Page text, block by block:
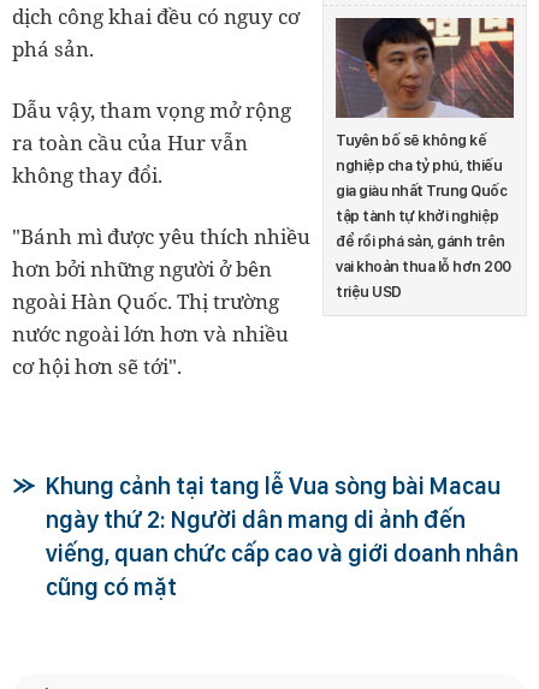
Tuyên bố sẽ không kế
nghiệp cha tỷ phú, thiếu
gia giàu nhất Trung Quốc
tập tành tự khởi nghiệp
để rồi phá sản, gánh trên
vai khoản thua lỗ hơn 200
triệu USD
dịch công khai đều có nguy cơ
phá sản.
Dẫu vậy, tham vọng mở rộng
ra toàn cầu của Hur vẫn
không thay đổi.
"Bánh mì được yêu thích nhiều
hơn bởi những người ở bên
ngoài Hàn Quốc. Thị trường
nước ngoài lớn hơn và nhiều
cơ hội hơn sẽ tới".
Khung cảnh tại tang lễ Vua sòng bài Macau
ngày thứ 2: Người dân mang di ảnh đến
viếng, quan chức cấp cao và giới doanh nhân
cũng có mặt